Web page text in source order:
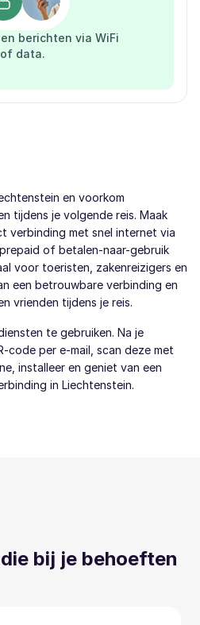
berichten via WiFi
of data.
en voorkom
tijdens je volgende reis. Maak
verbinding met snel internet via
of betalen-naar-gebruik
voor toeristen, zakenreizigers en
een betrouwbare verbinding en
vrienden tijdens je reis.
te gebruiken. Na je
code per e-mail, scan deze met
installeer en geniet van een
in Liechtenstein.
bij je behoeften